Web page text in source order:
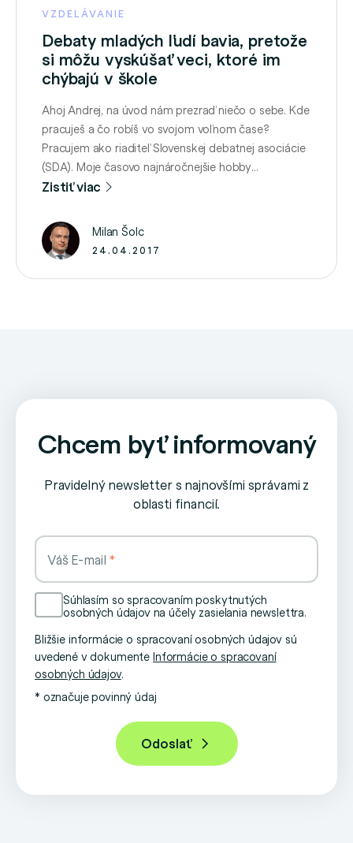
VZDELÁVANIE
Debaty mladých ľudí bavia, pretože
si môžu vyskúšať veci, ktoré im
chýbajú v škole
Ahoj Andrej, na úvod nám prezraď niečo o sebe. Kde
pracuješ a čo robíš vo svojom voľnom čase?
Pracujem ako riaditeľ Slovenskej debatnej asociácie
(SDA). Moje časovo najnáročnejšie hobby
momentálne je predseda Rady mládeže Slovenska.
všetkému sa venuje? SDA je mimovládna
organizácia, ktorá vznikla 17. novembra 1999. …
Zistiť viac
Milan Šolc
24.04.2017
Chcem byť informovaný
Pravidelný newsletter s najnovšími správami z
oblasti financií.
Váš E-mail
Súhlasím so spracovaním poskytnutých
osobných údajov na účely zasielania newslettra.
Bližšie informácie o spracovaní osobných údajov sú
uvedené v dokumente Informácie o spracovaní
osobných údajov.
* označuje povinný údaj